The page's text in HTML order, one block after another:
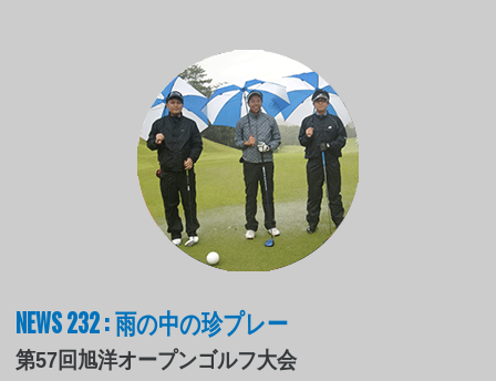
NEWS 232 : 雨の中の珍プレー
第57回旭洋オープンゴルフ大会